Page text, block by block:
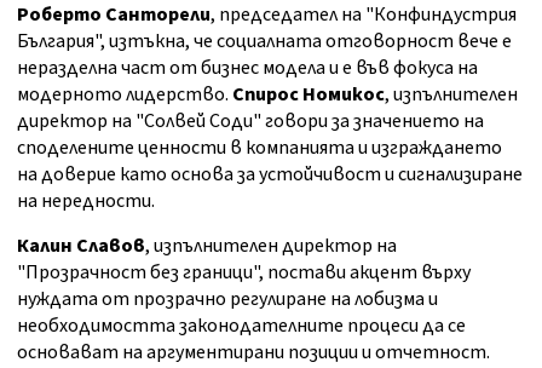
Роберто Санторели, председател на "Конфиндустрия
България", изтъкна, че социалната отговорност вече е
неразделна част от бизнес модела и е във фокуса на
модерното лидерство. Спирос Номикос, изпълнителен
директор на "Солвей Соди" говори за значението на
споделените ценности в компанията и изграждането
на доверие като основа за устойчивост и сигнализиране
на нередности.
Калин Славов, изпълнителен директор на
"Прозрачност без граници", постави акцент върху
нуждата от прозрачно регулиране на лобизма и
необходимостта законодателните процеси да се
основават на аргументирани позиции и отчетност.